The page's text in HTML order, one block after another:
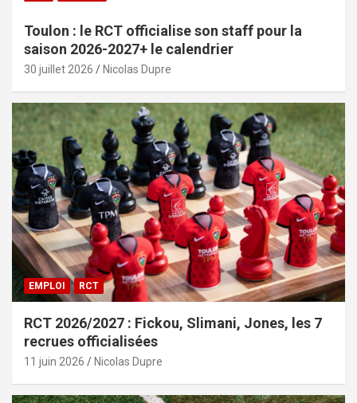
Toulon : le RCT officialise son staff pour la
saison 2026-2027+ le calendrier
30 juillet 2026 Nicolas Dupre
EMPLOI RCT
RCT 2026/2027 : Fickou, Slimani, Jones, les 7
recrues officialisées
11 juin 2026 Nicolas Dupre